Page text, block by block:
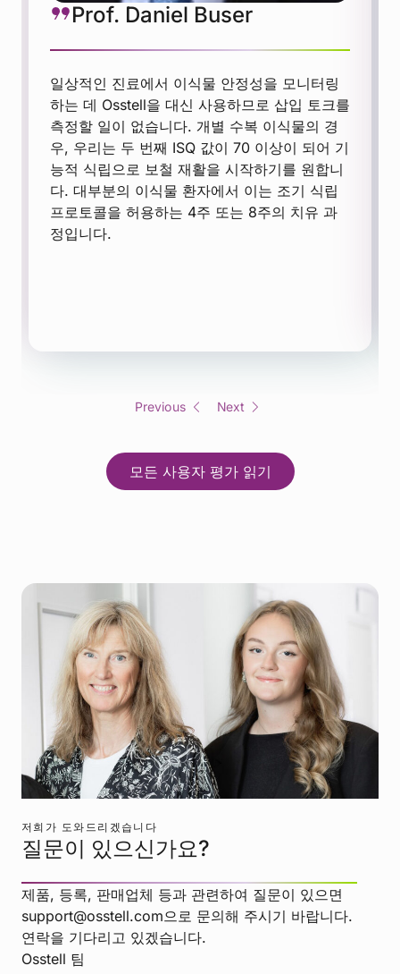
Prof. Daniel Buser
일상적인 진료에서 이식물 안정성을 모니터링
하는 데 Osstell을 대신 사용하므로 삽입 토크를
측정할 일이 없습니다. 개별 수복 이식물의 경
우, 우리는 두 번째 ISQ 값이 70 이상이 되어 기
능적 식립으로 보철 재활을 시작하기를 원합니
다. 대부분의 이식물 환자에서 이는 조기 식립
프로토콜을 허용하는 4주 또는 8주의 치유 과
정입니다.
Previous Next
모든 사용자 평가 읽기
저희가 도와드리겠습니다
질문이 있으신가요?
제품, 등록, 판매업체 등과 관련하여 질문이 있으면
support@osstell.com으로 문의해 주시기 바랍니다.
연락을 기다리고 있겠습니다.
Osstell 팀